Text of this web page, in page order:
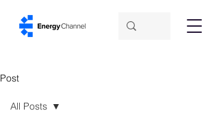
Post
All Posts